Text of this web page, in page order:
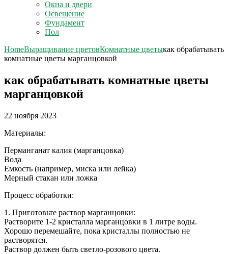
Окна и двери
Освещение
Фундамент
Пол
HomeВыращивание цветовКомнатные цветыкак обрабатывать
комнатные цветы марганцовкой
как обрабатывать комнатные цветы
марганцовкой
22 ноября 2023
Материалы:
Перманганат калия (марганцовка)
Вода
Емкость (например, миска или лейка)
Мерный стакан или ложка
Процесс обработки:
1. Приготовьте раствор марганцовки:
Растворите 1-2 кристалла марганцовки в 1 литре воды.
Хорошо перемешайте, пока кристаллы полностью не
растворятся.
Раствор должен быть светло-розового цвета.